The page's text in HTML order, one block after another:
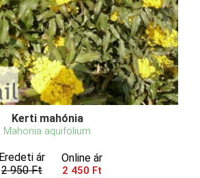
Kerti mahónia
Mahonia aquifolium
Eredeti ár
2 950 Ft
Online ár
2 450 Ft